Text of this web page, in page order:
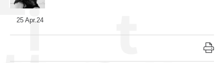
25 Apr.24